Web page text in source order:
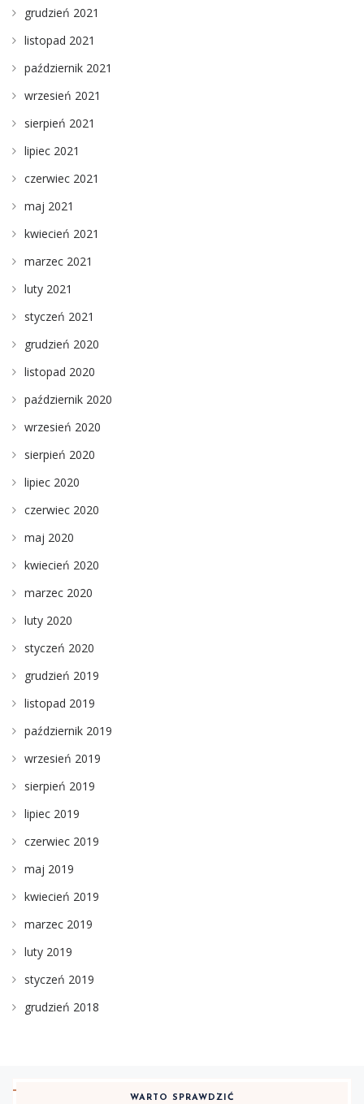
grudzień 2021
listopad 2021
październik 2021
wrzesień 2021
sierpień 2021
lipiec 2021
czerwiec 2021
maj 2021
kwiecień 2021
marzec 2021
luty 2021
styczeń 2021
grudzień 2020
listopad 2020
październik 2020
wrzesień 2020
sierpień 2020
lipiec 2020
czerwiec 2020
maj 2020
kwiecień 2020
marzec 2020
luty 2020
styczeń 2020
grudzień 2019
listopad 2019
październik 2019
wrzesień 2019
sierpień 2019
lipiec 2019
czerwiec 2019
maj 2019
kwiecień 2019
marzec 2019
luty 2019
styczeń 2019
grudzień 2018
WARTO SPRAWDZIĆ